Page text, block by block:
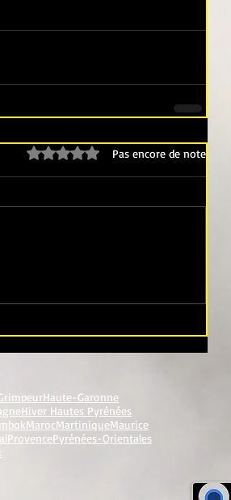
Noté 0 étoile sur 5. Pas encore de note
Haute-Garonne
Hiver Hautes Pyrénées
MarocMartiniqueMaurice
ProvencePyrénées-Orientales